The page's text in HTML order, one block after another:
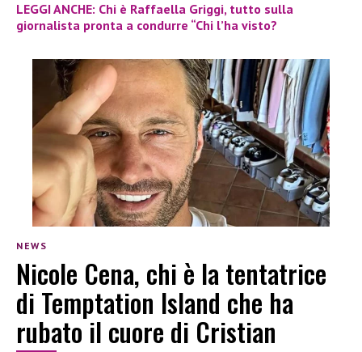
LEGGI ANCHE: Chi è Raffaella Griggi, tutto sulla
giornalista pronta a condurre “Chi l’ha visto?
NEWS
Nicole Cena, chi è la tentatrice
di Temptation Island che ha
rubato il cuore di Cristian